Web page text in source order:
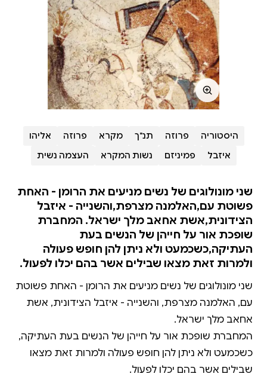
היסטוריה פרוזה תנ"ך מקרא פרוזה
אליהו
איזבל
פמיניזם נשות המקרא העצמה נשית
שני מונולוגים של נשים מניעים את הרומן - האחת
פשוטת עם,האלמנה מצרפת,והשנייה - איזבל
הצידונית,אשת אחאב מלך ישראל. המחברת
שופכת אור על חייהן של הנשים בעת
העתיקה,כשכמעט ולא ניתן להן חופש פעולה
ולמרות זאת מצאו שבילים אשר בהם יכלו לפעול.
שני מונולוגים של נשים מניעים את הרומן - האחת פשוטת
עם, האלמנה מצרפת, והשנייה - איזבל הצידונית, אשת
המחברת שופכת אור על חייהן של הנשים בעת העתיקה,
כשכמעט ולא ניתן להן חופש פעולה ולמרות זאת מצאו